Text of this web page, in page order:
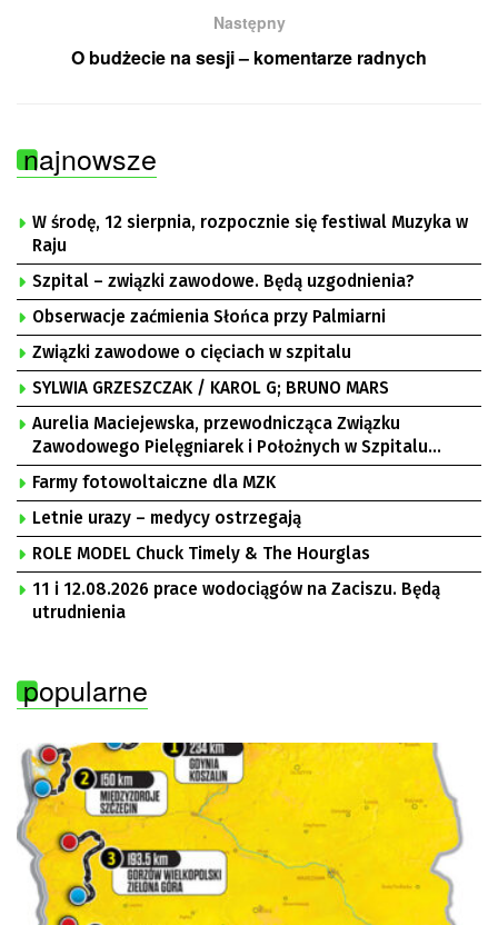
Następny
O budżecie na sesji – komentarze radnych
najnowsze
W środę, 12 sierpnia, rozpocznie się festiwal Muzyka w
Raju
Szpital – związki zawodowe. Będą uzgodnienia?
Obserwacje zaćmienia Słońca przy Palmiarni
Związki zawodowe o cięciach w szpitalu
SYLWIA GRZESZCZAK / KAROL G; BRUNO MARS
Aurelia Maciejewska, przewodnicząca Związku
Zawodowego Pielęgniarek i Położnych w Szpitalu
Uniwersyteckim w Zielonej Górze, Bogusław
Motowidełko, przewodniczący Zarządu Regionu NSZZ
„Solidarność” Zielona Góra
Farmy fotowoltaiczne dla MZK
Letnie urazy – medycy ostrzegają
ROLE MODEL Chuck Timely & The Hourglas
11 i 12.08.2026 prace wodociągów na Zaciszu. Będą
utrudnienia
popularne